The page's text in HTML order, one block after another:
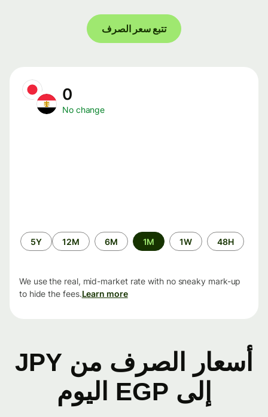
تتبع سعر الصرف
No change
الفترة
الزمنية
48H
1W
1M
6M
12M
5Y
We use the real, mid-market rate with no sneaky mark-up
to hide the fees.Learn more
أسعار الصرف من JPY
إلى EGP اليوم